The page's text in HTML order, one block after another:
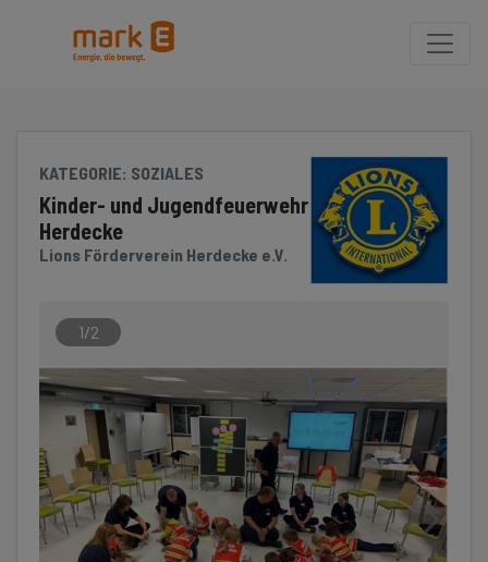
Klicken Sie, um die Navigation zu überspringen und zum Hauptteil
KATEGORIE: SOZIALES
Kinder- und Jugendfeuerwehr
Herdecke
Lions Förderverein Herdecke e.V.
1/2